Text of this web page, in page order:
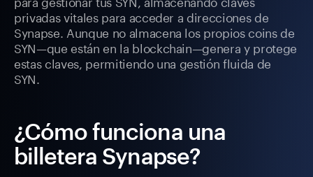
privadas vitales para acceder a direcciones de
Synapse. Aunque no almacena los propios coins de
SYN—que están en la blockchain—genera y protege
estas claves, permitiendo una gestión fluida de
SYN.
¿Cómo funciona una
billetera Synapse?